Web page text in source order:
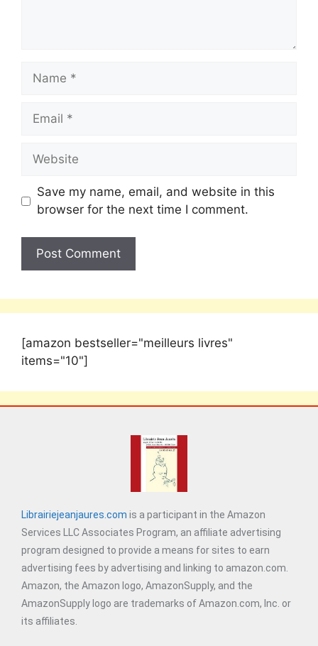
Save my name, email, and website in this
browser for the next time I comment.
[amazon bestseller="meilleurs livres"
items="10"]
Librairiejeanjaures.com is a participant in the Amazon
Services LLC Associates Program, an affiliate advertising
program designed to provide a means for sites to earn
advertising fees by advertising and linking to amazon.com.
Amazon, the Amazon logo, AmazonSupply, and the
AmazonSupply logo are trademarks of Amazon.com, Inc. or
its affiliates.